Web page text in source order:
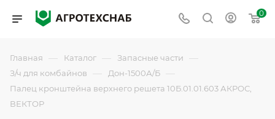
0
Главная — Каталог — Запасные части —
З/ч для комбайнов — Дон-1500А/Б —
Палец кронштейна верхнего решета 10Б.01.01.603 АКРОС,
ВЕКТОР